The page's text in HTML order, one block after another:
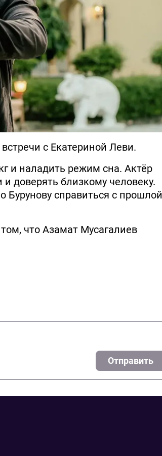
с Екатериной Леви.
и наладить режим сна. Актёр
доверять близкому человеку.
Бурунову справиться с прошлой
что Азамат Мусагалиев
Отправить